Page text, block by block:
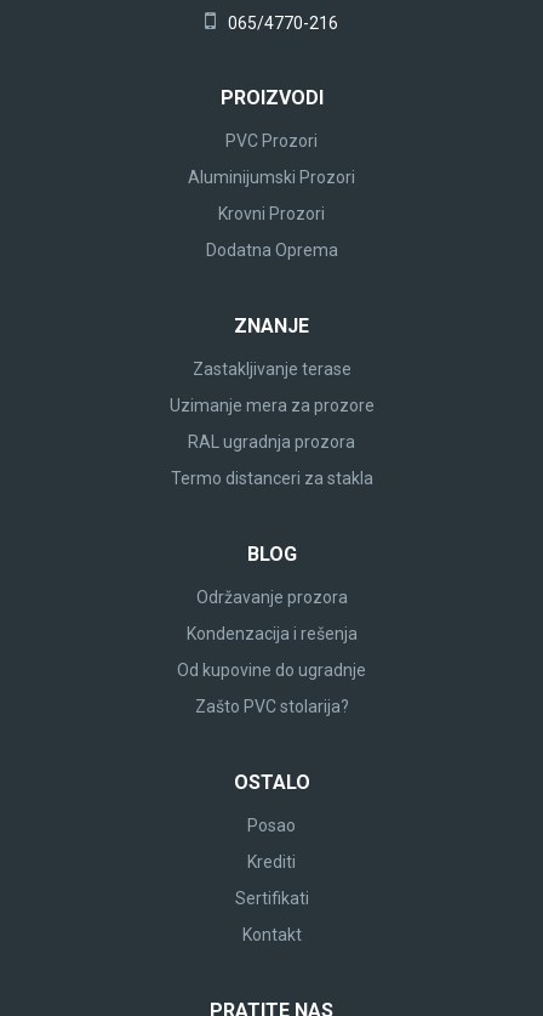
065/4770-216
PROIZVODI
PVC Prozori
Aluminijumski Prozori
Krovni Prozori
Dodatna Oprema
ZNANJE
Zastakljivanje terase
Uzimanje mera za prozore
RAL ugradnja prozora
Termo distanceri za stakla
BLOG
Održavanje prozora
Kondenzacija i rešenja
Od kupovine do ugradnje
Zašto PVC stolarija?
OSTALO
Posao
Krediti
Sertifikati
Kontakt
PRATITE NAS